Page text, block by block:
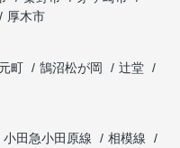
厚木市
町 鵠沼松が岡
辻堂
小田急小田原線
相模線